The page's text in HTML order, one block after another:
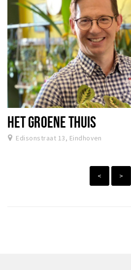
HET GROENE THUIS
Edisonstraat 13, Eindhoven
< >